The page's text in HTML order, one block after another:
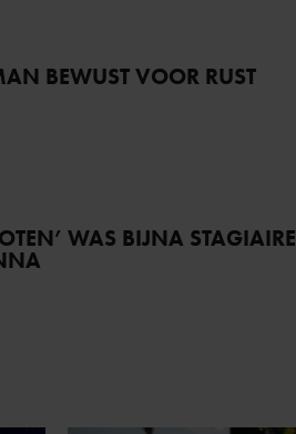
BEWUST VOOR RUST
WAS BIJNA STAGIAIRE